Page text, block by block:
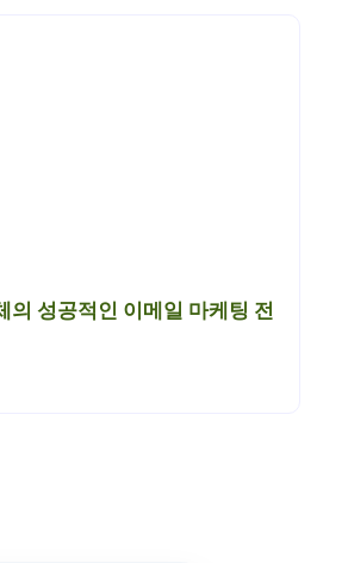
의 성공적인 이메일 마케팅 전